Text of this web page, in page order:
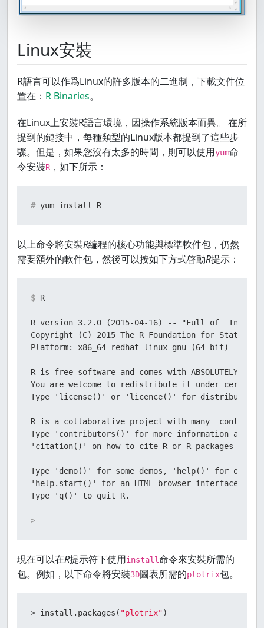
Linux安裝
R語言可以作爲Linux的許多版本的二進制，下載文件位
置在： R Binaries。
在Linux上安裝R語言環境，因操作系統版本而異。 在所
提到的鏈接中，每種類型的Linux版本都提到了這些步
驟。但是，如果您沒有太多的時間，則可以使用yum命
令安裝R，如下所示：
# yum install R
以上命令將安裝R編程的核心功能與標準軟件包，仍然
需要額外的軟件包，然後可以按如下方式啓動R提示：
$ R
R version 3.2.0 (2015-04-16) -- "Full of
Copyright (C) 2015 The R Foundation for
Platform: x86_64-redhat-linux-gnu (64-bit)
R is free software and comes with ABSOLUTELY NO
You are welcome to redistribute it under certain
Type 'license()' or 'licence()' for distribution
R is a collaborative project with
Type 'contributors()' for more information and
'citation()' on how to cite R or R packages in
Type 'demo()' for some demos, 'help()' for on-
'help.start()' for an HTML browser interface to
>
現在可以在R提示符下使用install命令來安裝所需的
包。例如，以下命令將安裝3D圖表所需的plotrix包。
> install.packages ( "plotrix")